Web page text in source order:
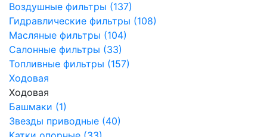
Воздушные фильтры (137)
Гидравлические фильтры (108)
Масляные фильтры (104)
Салонные фильтры (33)
Топливные фильтры (157)
Ходовая
Ходовая
Башмаки (1)
Звезды приводные (40)